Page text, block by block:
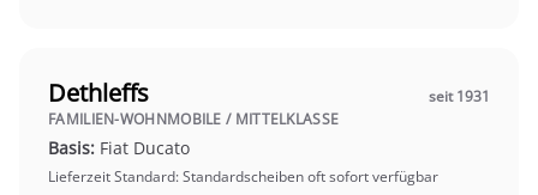
Dethleffs
seit 1931
FAMILIEN-WOHNMOBILE / MITTELKLASSE
Basis: Fiat Ducato
Lieferzeit Standard: Standardscheiben oft sofort verfügbar